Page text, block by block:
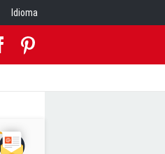
Idioma